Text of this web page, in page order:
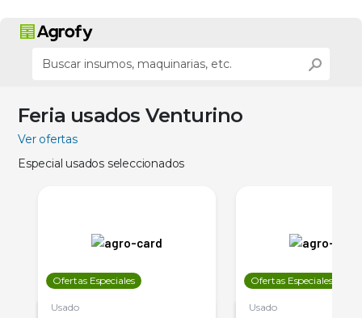
Feria usados Venturino
Ver ofertas
Especial usados seleccionados
Ofertas Especiales
Usado
Ofertas Especiales
Usado